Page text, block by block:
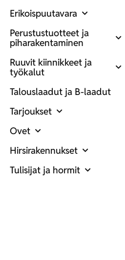
Erikoispuutavara
Perustustuotteet ja
piharakentaminen
Ruuvit kiinnikkeet ja
työkalut
Talouslaadut ja B-laadut
Tarjoukset
Ovet
Hirsirakennukset
Tulisijat ja hormit